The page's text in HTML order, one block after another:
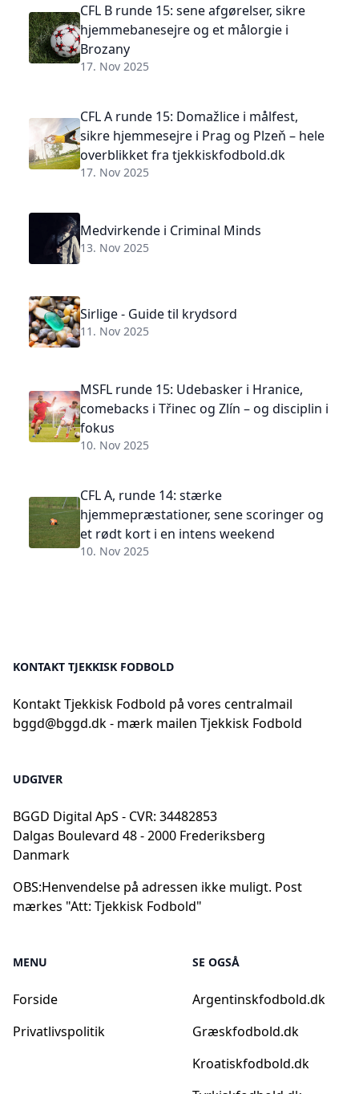
CFL B runde 15: sene afgørelser, sikre
hjemmebanesejre og et målorgie i
Brozany
17. Nov 2025
CFL A runde 15: Domažlice i målfest,
sikre hjemmesejre i Prag og Plzeň – hele
overblikket fra tjekkiskfodbold.dk
17. Nov 2025
Medvirkende i Criminal Minds
13. Nov 2025
Sirlige - Guide til krydsord
11. Nov 2025
MSFL runde 15: Udebasker i Hranice,
comebacks i Třinec og Zlín – og disciplin i
fokus
10. Nov 2025
CFL A, runde 14: stærke
hjemmepræstationer, sene scoringer og
et rødt kort i en intens weekend
10. Nov 2025
KONTAKT TJEKKISK FODBOLD
Kontakt Tjekkisk Fodbold på vores centralmail
bggd@bggd.dk- mærk mailen Tjekkisk Fodbold
UDGIVER
BGGD Digital ApS - CVR: 34482853
Dalgas Boulevard 48 - 2000 Frederiksberg
Danmark
OBS:Henvendelse på adressen ikke muligt. Post
mærkes "Att: Tjekkisk Fodbold"
MENU
Forside
Privatlivspolitik
SE OGSÅ
Argentinskfodbold.dk
Græskfodbold.dk
Kroatiskfodbold.dk